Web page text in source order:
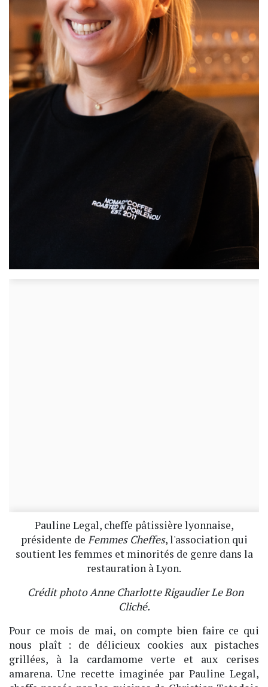
Pauline Legal, cheffe pâtissière lyonnaise,
présidente de Femmes Cheffes, l'association qui
soutient les femmes et minorités de genre dans la
restauration à Lyon.
Crédit photo Anne Charlotte Rigaudier Le Bon
Cliché.
Pour ce mois de mai, on compte bien faire ce qui
nous plaît : de délicieux cookies aux pistaches
grillées, à la cardamome verte et aux cerises
amarena. Une recette imaginée par Pauline Legal,